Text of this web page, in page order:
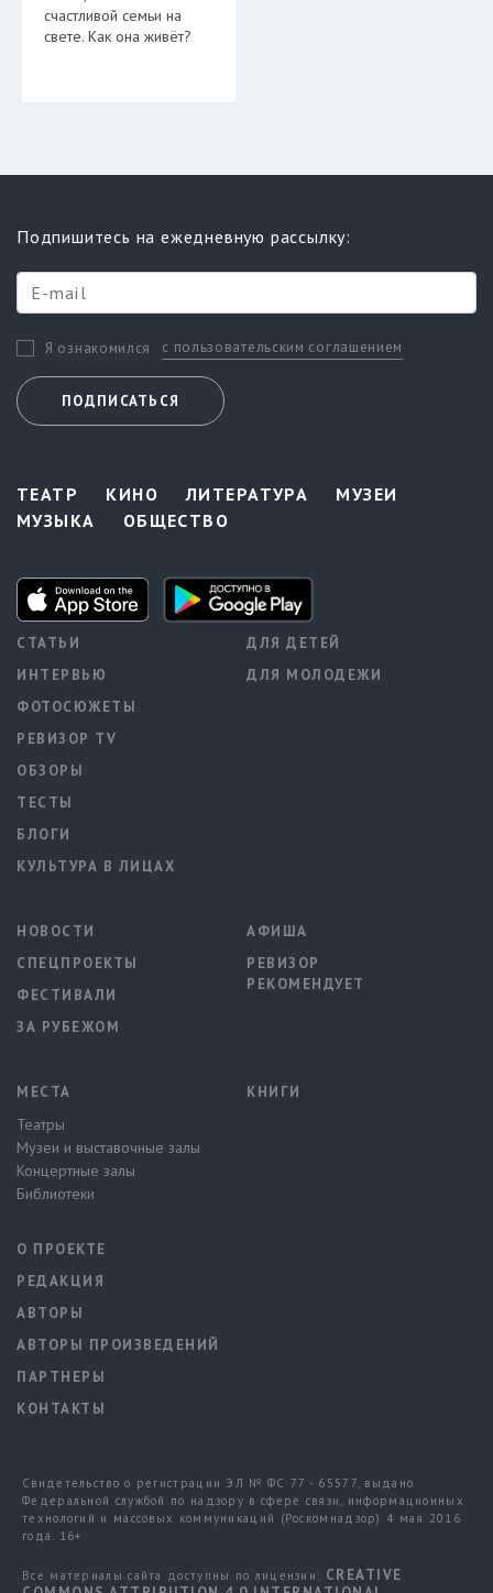
счастливой семьи на
свете. Как она живёт?
Подпишитесь на ежедневную рассылку:
Я ознакомился с пользовательским соглашением
ПОДПИСАТЬСЯ
ТЕАТР КИНО ЛИТЕРАТУРА
МУЗЕИ
МУЗЫКА
ОБЩЕСТВО
СТАТЬИ
ИНТЕРВЬЮ
ФОТОСЮЖЕТЫ
РЕВИЗОР TV
ОБЗОРЫ
ТЕСТЫ
БЛОГИ
КУЛЬТУРА В ЛИЦАХ
ДЛЯ ДЕТЕЙ
ДЛЯ МОЛОДЕЖИ
НОВОСТИ
СПЕЦПРОЕКТЫ
ФЕСТИВАЛИ
ЗА РУБЕЖОМ
АФИША
РЕВИЗОР
РЕКОМЕНДУЕТ
МЕСТА
Театры
Музеи и выставочные залы
Концертные залы
Библиотеки
КНИГИ
О ПРОЕКТЕ
РЕДАКЦИЯ
АВТОРЫ
АВТОРЫ ПРОИЗВЕДЕНИЙ
ПАРТНЕРЫ
КОНТАКТЫ
Свидетельство о регистрации ЭЛ № ФС 77 - 65577, выдано
Федеральной службой по надзору в сфере связи, информационных
технологий и массовых коммуникаций (Роскомнадзор) 4 мая 2016
года. 16+
Все материалы сайта доступны по лицензии: CREATIVE